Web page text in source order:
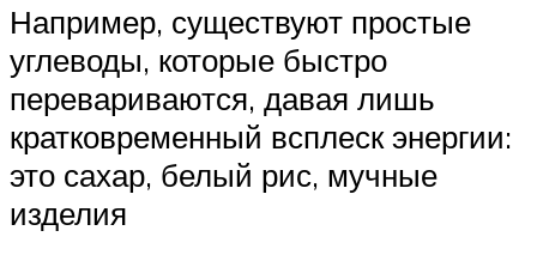
Например, существуют простые
углеводы, которые быстро
перевариваются, давая лишь
кратковременный всплеск энергии:
это сахар, белый рис, мучные
изделия